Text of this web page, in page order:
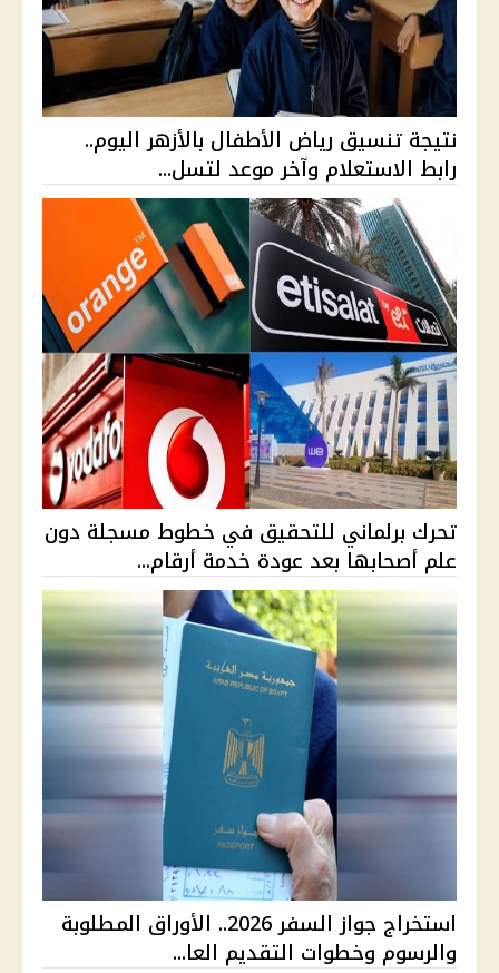
نتيجة تنسيق رياض الأطفال بالأزهر اليوم..
رابط الاستعلام وآخر موعد لتسل...
تحرك برلماني للتحقيق في خطوط مسجلة دون
علم أصحابها بعد عودة خدمة أرقام...
استخراج جواز السفر 2026.. الأوراق المطلوبة
والرسوم وخطوات التقديم العا...